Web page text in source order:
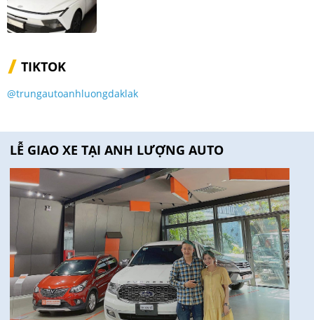
TIKTOK
@trungautoanhluongdaklak
LỄ GIAO XE TẠI ANH LƯỢNG AUTO